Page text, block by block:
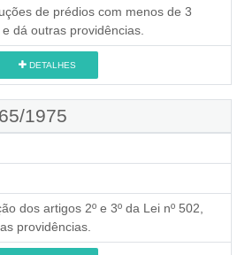
de prédios com menos de 3
dá outras providências.
DETALHES
1975
dos artigos 2º e 3º da Lei nº 502,
providências.